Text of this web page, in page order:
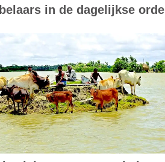
in de dagelijkse orde